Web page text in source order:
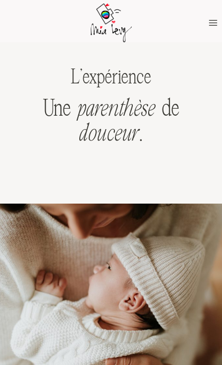
L’expérience
Une parenthèsede
douceur.